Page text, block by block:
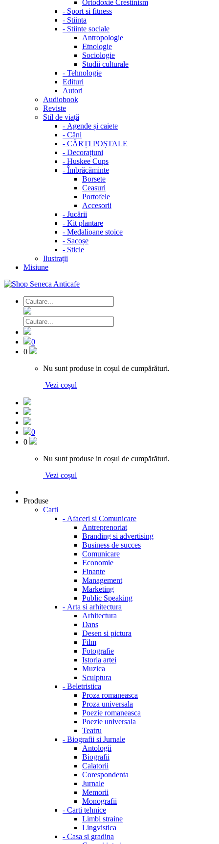
Ortodoxie Crestinism
- Sport si fitness
- Stiinta
- Stiinte sociale
Antropologie
Etnologie
Sociologie
Studii culturale
- Tehnologie
Edituri
Autori
Audiobook
Reviste
Stil de viață
- Agende și caiete
- Căni
- CĂRȚI POȘTALE
- Decorațiuni
- Huskee Cups
- Îmbrăcăminte
Borsete
Ceasuri
Portofele
Accesorii
- Jucării
- Kit plantare
- Medalioane stoice
- Sacoșe
- Sticle
Ilustrații
Misiune
0
0
Nu sunt produse in coșul de cumpărături.
Vezi coșul
0
0
Nu sunt produse in coșul de cumpărături.
Vezi coșul
Produse
Carti
- Afaceri si Comunicare
Antreprenoriat
Branding si advertising
Business de succes
Comunicare
Economie
Finante
Management
Marketing
Public Speaking
- Arta si arhitectura
Arhitectura
Dans
Desen si pictura
Film
Fotografie
Istoria artei
Muzica
Sculptura
- Beletristica
Proza romaneasca
Proza universala
Poezie romaneasca
Poezie universala
Teatru
- Biografii si Jurnale
Antologii
Biografii
Calatorii
Corespondenta
Jurnale
Memorii
Monografii
- Carti tehnice
Limbi straine
Lingvistica
- Casa si gradina